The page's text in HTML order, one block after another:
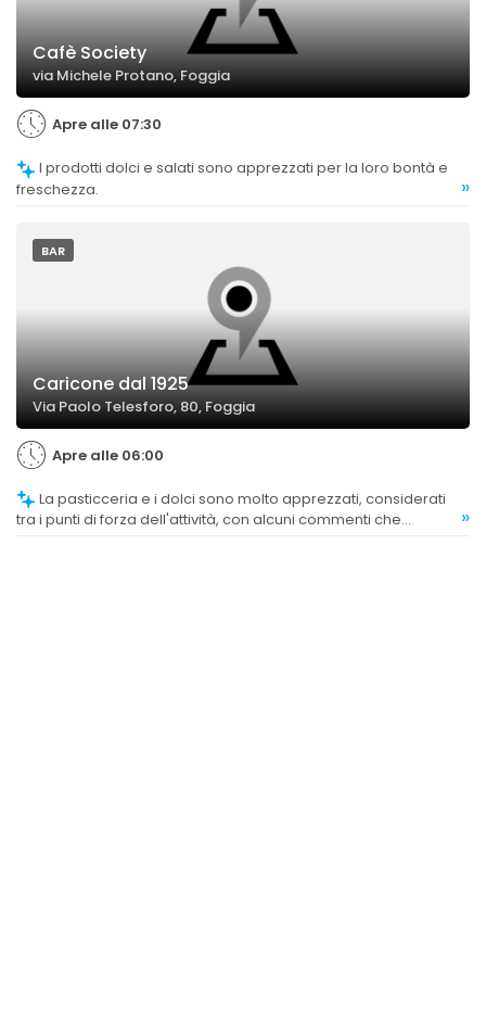
Cafè Society
via Michele Protano, Foggia
Apre alle 07:30
freschezza.
»
BAR
Caricone dal 1925
Via Paolo Telesforo, 80, Foggia
Apre alle 06:00
tra i punti di forza dell'attività, con alcuni commenti che
»